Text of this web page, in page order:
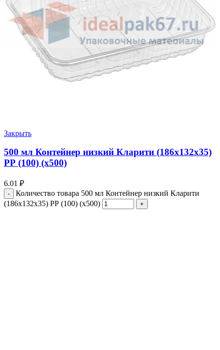
Закрыть
500 мл Контейнер низкий Кларити (186х132х35)
РР (100) (х500)
6.01 ₽
Количество товара 500 мл Контейнер низкий Кларити
(186х132х35) РР (100) (х500)